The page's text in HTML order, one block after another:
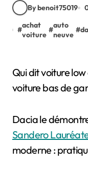
By benoit75019
#
achat
voiture
#
auto
neuve
#
Qui dit voiture low cost ne dit pas forcément
voiture bas de
Dacia le
Sandero
moderne :